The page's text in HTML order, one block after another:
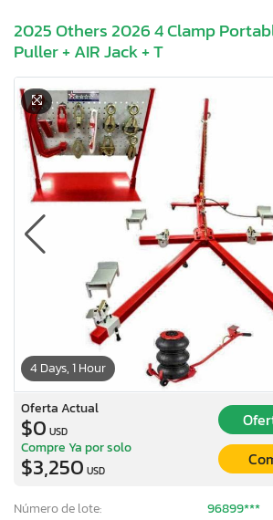
2025 Others 2026 4 Clamp
Puller + AIR Jack + T
4 Days, 1 Hour
Oferta Actual
$0 USD
Compre Ya por solo
$3,250 USD
Número de lote:
96899***